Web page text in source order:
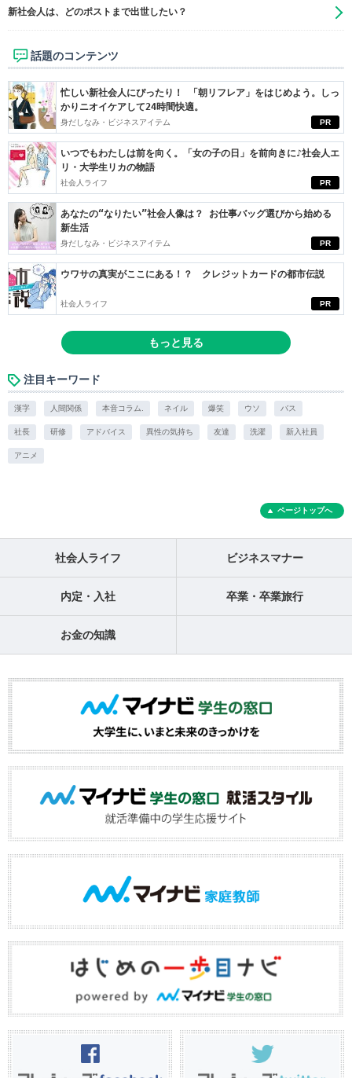
新社会人は、どのポストまで出世したい？
話題のコンテンツ
PR
忙しい新社会人にぴったり！ 「朝リフレア」をはじめよう。しっ
かりニオイケアして24時間快適。
身だしなみ・ビジネスアイテム
PR
いつでもわたしは前を向く。「女の子の日」を前向きに♪社会人エ
リ・大学生リカの物語
社会人ライフ
PR
あなたの“なりたい”社会人像は？ お仕事バッグ選びから始める
新生活
身だしなみ・ビジネスアイテム
PR
ウワサの真実がここにある！？ クレジットカードの都市伝説
社会人ライフ
もっと見る
注目キーワード
漢字 人間関係 本音コラム. ネイル 爆笑 ウソ バス
社長 研修 アドバイス 異性の気持ち 友達 洗濯 新入社員
アニメ
ページトップへ
社会人ライフ ビジネスマナー
内定・入社 卒業・卒業旅行
お金の知識